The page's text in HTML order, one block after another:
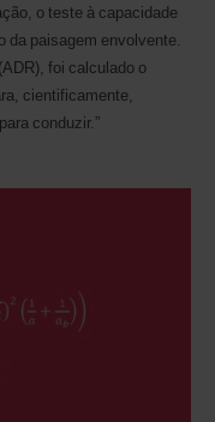
o teste à capacidade
da paisagem envolvente.
foi calculado o
cientificamente,
conduzir.”